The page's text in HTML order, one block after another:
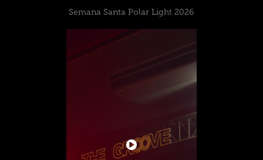
Semana Santa Polar Light 2026